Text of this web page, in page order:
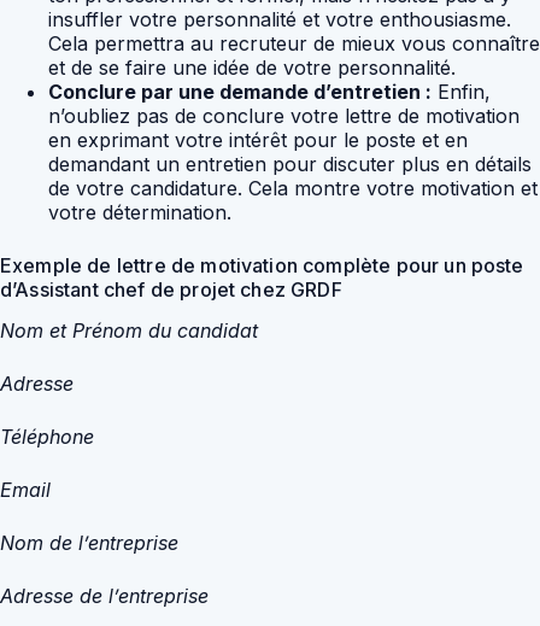
insuffler votre personnalité et votre enthousiasme.
Cela permettra au recruteur de mieux vous connaître
et de se faire une idée de votre personnalité.
Conclure par une demande d’entretien : Enfin,
n’oubliez pas de conclure votre lettre de motivation
en exprimant votre intérêt pour le poste et en
demandant un entretien pour discuter plus en détails
de votre candidature. Cela montre votre motivation et
votre détermination.
Exemple de lettre de motivation complète pour un poste
d’Assistant chef de projet chez GRDF
Nom et Prénom du candidat
Adresse
Téléphone
Email
Nom de l’entreprise
Adresse de l’entreprise